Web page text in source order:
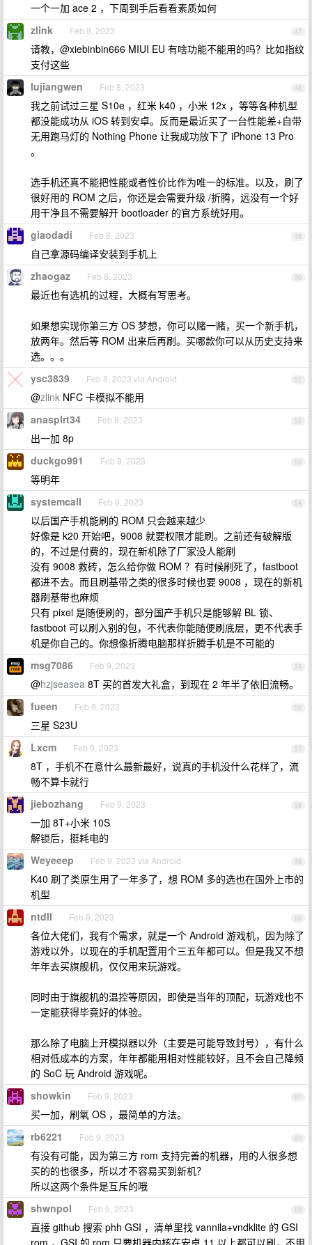
一个一加 ace 2 ，下周到手后看看素质如何
47
zlink Feb 8, 2023
请教，@xiebinbin666 MIUI EU 有啥功能不能用的吗？比如指纹
支付这些
48
lujiangwen Feb 8, 2023
我之前试过三星 S10e ，红米 k40 ，小米 12x ，等等各种机型
都没能成功从 iOS 转到安卓。反而是最近买了一台性能差+自带
无用跑马灯的 Nothing Phone 让我成功放下了 iPhone 13 Pro
。
选手机还真不能把性能或者性价比作为唯一的标准。以及，刷了
很好用的 ROM 之后，你还是会需要升级 /折腾，远没有一个好
用干净且不需要解开 bootloader 的官方系统好用。
49
giaodadi Feb 8, 2023
自己拿源码编译安装到手机上
50
zhaogaz Feb 8, 2023
最近也有选机的过程，大概有写思考。
如果想实现你第三方 OS 梦想，你可以赌一赌，买一个新手机，
放两年。然后等 ROM 出来后再刷。买哪款你可以从历史支持来
选。。。
51
ysc3839 Feb 8, 2023 via Android
@zlink NFC 卡模拟不能用
52
anasplrt34 Feb 8, 2023
出一加 8p
53
duckgo991 Feb 8, 2023
等明年
54
systemcall Feb 9, 2023
以后国产手机能刷的 ROM 只会越来越少
好像是 k20 开始吧，9008 就要权限才能刷。之前还有破解版
的，不过是付费的，现在新机除了厂家没人能刷
没有 9008 救砖，怎么给你做 ROM ？有时候刷死了，fastboot
都进不去。而且刷基带之类的很多时候也要 9008 ，现在的新机
器刷基带也麻烦
只有 pixel 是随便刷的，部分国产手机只是能够解 BL 锁、
fastboot 可以刷入别的包，不代表你能随便刷底层，更不代表手
机是你自己的。你想像折腾电脑那样折腾手机是不可能的
55
msg7086 Feb 9, 2023
@hzjseasea 8T 买的首发大礼盒，到现在 2 年半了依旧流畅。
56
fueen Feb 9, 2023
三星 S23U
57
Lxcm Feb 9, 2023
8T ，手机不在意什么最新最好，说真的手机没什么花样了，流
畅不算卡就行
58
jiebozhang Feb 9, 2023
一加 8T+小米 10S
解锁后，挺耗电的
59
Weyeeep Feb 9, 2023 via Android
K40 刷了类原生用了一年多了，想 ROM 多的选也在国外上市的
机型
60
ntdll Feb 9, 2023
各位大佬们，我有个需求，就是一个 Android 游戏机，因为除了
游戏以外，以现在的手机配置用个三五年都可以。但是我又不想
年年去买旗舰机，仅仅用来玩游戏。
同时由于旗舰机的温控等原因，即使是当年的顶配，玩游戏也不
一定能获得毕竟好的体验。
那么除了电脑上开模拟器以外（主要是可能导致封号），有什么
相对低成本的方案，年年都能用相对性能较好，且不会自己降频
的 SoC 玩 Android 游戏呢。
61
showkin Feb 9, 2023
买一加，刷氧 OS ，最简单的方法。
62
rb6221 Feb 9, 2023
有没有可能，因为第三方 rom 支持完善的机器，用的人很多想
买的的也很多，所以才不容易买到新机？
所以这两个条件是互斥的哦
63
shwnpol Feb 9, 2023
直接 github 搜索 phh GSI ，清单里找 vannila+vndklite 的 GSI
rom ，GSI 的 rom 只要机器内核在安卓 11 以上都可以刷，不用